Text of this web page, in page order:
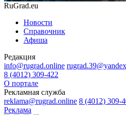
RuGrad.eu
Новости
Справочник
Афиша
Редакция
info@rugrad.online
8 (4012) 309-422
О портале
Рекламная служба
reklama@rugrad.online 8 (4012) 309-
Реклама